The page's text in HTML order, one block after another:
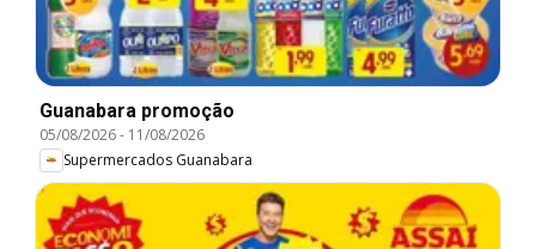
Guanabara promoção
05/08/2026- 11/08/2026
Supermercados Guanabara